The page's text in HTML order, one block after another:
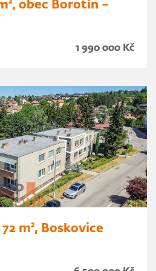
obec Borotín –
1 990 000 Kč
m², Boskovice